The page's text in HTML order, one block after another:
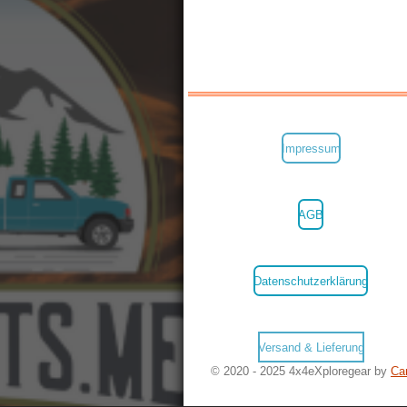
Impressum
AGB
Datenschutzerklärung
Versand & Lieferung
© 2020 - 2025 4x4eXploregear by